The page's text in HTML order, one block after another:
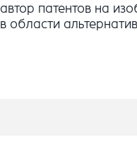
автор патентов на
в области